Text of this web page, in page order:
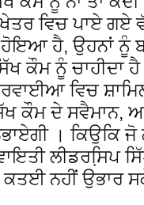
ਵਿਚ ਪਾਏ ਗਏ
ਹੈ, ਉਹਨਾਂ ਨੂੰ
ਕੌਮ ਨੂੰ ਚਾਹੀਦਾ ਹੈ
ਵਿਚ
ਕੌਮ ਦੇ
। ਕਿਉਕਿ
ਲੀਡਰਸਿ਼ਪ
ਕਤਈ ਨਹੀਂ ਉਭਾਰ